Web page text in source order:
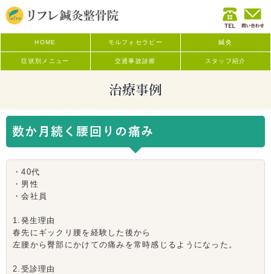
HOME モルフォセラピー 鍼灸
症状別メニュー 交通事故診療 スタッフ紹介
治療事例
数か月続く腰回りの痛み
・40代
・男性
・会社員
1.発生理由
春先にギックリ腰を経験した後から
左腰から臀部にかけての痛みを常時感じるようになった。
2.受診理由